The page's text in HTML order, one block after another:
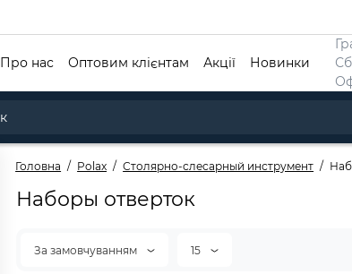
Про нас Оптовим клієнтам Акції Новинки
Головна Polax Столярно-слесарный инструмент
Наборы отверток
За замовчуванням 15